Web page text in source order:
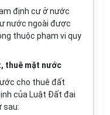
định cư ở nước
nước ngoài được
thuộc phạm vi quy
thuê mặt nước
cho thuê đất
của Luật Đất đai
sau: